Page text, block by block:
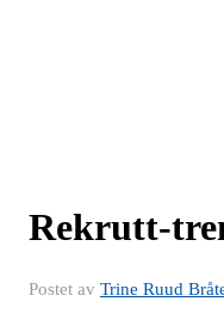
Rekrutt-
Postet av Trine Ruud